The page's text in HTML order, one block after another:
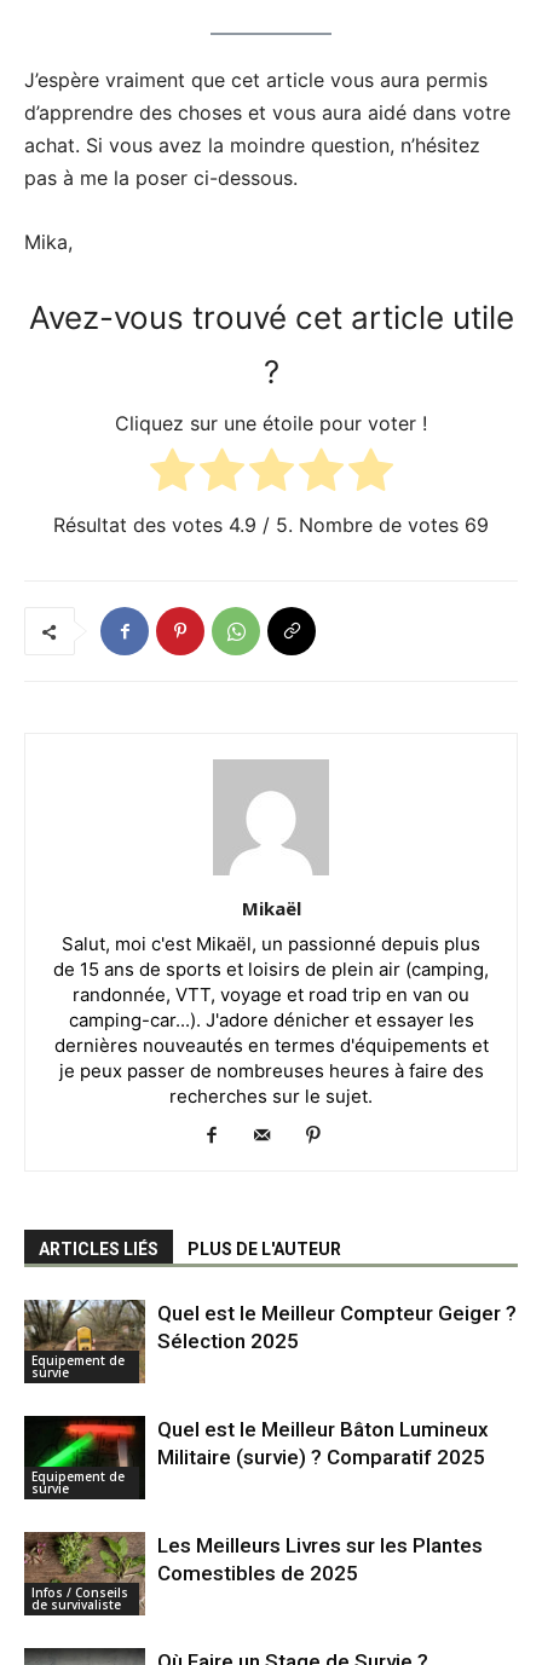
J’espère vraiment que cet article vous aura permis
d’apprendre des choses et vous aura aidé dans votre
achat. Si vous avez la moindre question, n’hésitez
pas à me la poser ci-dessous.
Mika,
Avez-vous trouvé cet article utile
?
Cliquez sur une étoile pour voter !
Résultat des votes 4.9 / 5. Nombre de votes 69
Mikaël
Salut, moi c'est Mikaël, un passionné depuis plus
de 15 ans de sports et loisirs de plein air (camping,
randonnée, VTT, voyage et road trip en van ou
camping-car...). J'adore dénicher et essayer les
dernières nouveautés en termes d'équipements et
je peux passer de nombreuses heures à faire des
recherches sur le sujet.
ARTICLES LIÉS PLUS DE L'AUTEUR
Equipement de
survie
Quel est le Meilleur Compteur Geiger ?
Sélection 2025
Equipement de
survie
Quel est le Meilleur Bâton Lumineux
Militaire (survie) ? Comparatif 2025
Infos / Conseils
de survivaliste
Les Meilleurs Livres sur les Plantes
Comestibles de 2025